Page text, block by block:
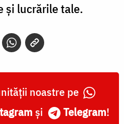
şi lucrările tale.
noastre pe
și Telegram!